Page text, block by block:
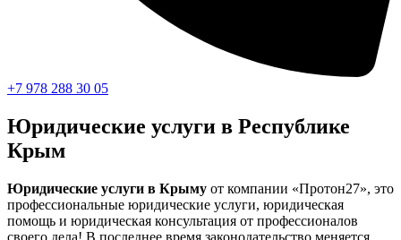
+7 978 288 30 05
Юридические услуги в Республике
Крым
Юридические услуги в Крыму от компании «Протон27», это
профессиональные юридические услуги, юридическая
помощь и юридическая консультация от профессионалов
своего дела! В последнее время законодательство меняется